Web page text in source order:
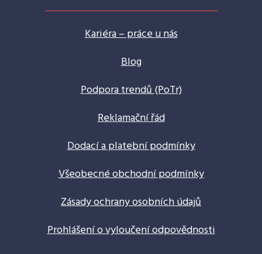
Kariéra – práce u nás
Blog
Podpora trendů (PoTr)
Reklamační řád
Dodací a platební podmínky
Všeobecné obchodní podmínky
Zásady ochrany osobních údajů
Prohlášení o vyloučení odpovědnosti